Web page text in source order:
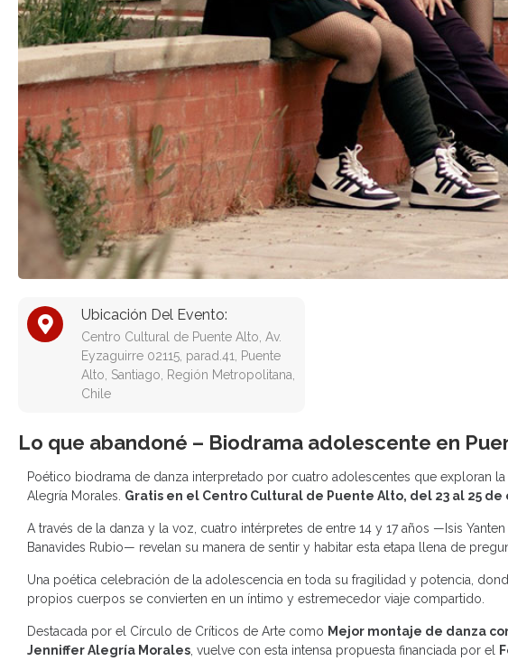
Ubicación Del Evento:
Centro Cultural de Puente Alto, Av.
Eyzaguirre 02115, parad.41, Puente
Alto, Santiago, Región Metropolitana,
Chile
Lo que abandoné – Biodrama adolescente en
Poético biodrama de danza interpretado por cuatro adolescentes que exploran
Alegría Morales. Gratis en el Centro Cultural de Puente Alto, del 23 al 25 de
A través de la danza y la voz, cuatro intérpretes de entre 14 y 17 años —Isis
Banavides Rubio— revelan su manera de sentir y habitar esta etapa llena de
Una poética celebración de la adolescencia en toda su fragilidad y potencia,
propios cuerpos se convierten en un íntimo y estremecedor viaje compartido.
Destacada por el Círculo de Críticos de Arte como Mejor montaje de danza
Jenniffer Alegría Morales , vuelve con esta intensa propuesta financiada por el